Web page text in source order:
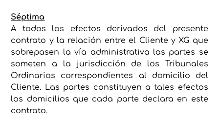
Séptima
A todos los efectos derivados del presente
contrato y la relación entre el Cliente y XG que
sobrepasen la vía administrativa las partes se
someten a la jurisdicción de los Tribunales
Ordinarios correspondientes al domicilio del
Cliente. Las partes constituyen a tales efectos
los domicilios que cada parte declara en este
contrato.